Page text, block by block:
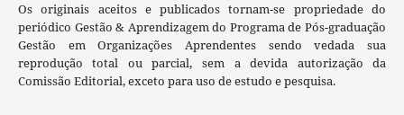
Os originais aceitos e publicados tornam-se propriedade do
periódico Gestão & Aprendizagem do Programa de Pós-graduação
Gestão em Organizações Aprendentes sendo vedada sua
reprodução total ou parcial, sem a devida autorização da
Comissão Editorial, exceto para uso de estudo e pesquisa.